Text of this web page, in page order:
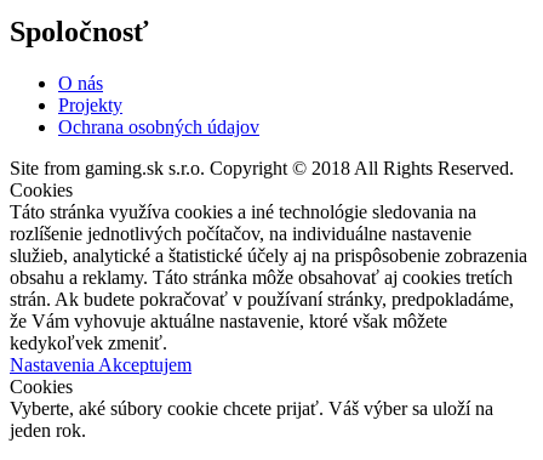
Spoločnosť
O nás
Projekty
Ochrana osobných údajov
Site from gaming.sk s.r.o. Copyright © 2018 All Rights Reserved.
Cookies
Táto stránka využíva cookies a iné technológie sledovania na
rozlíšenie jednotlivých počítačov, na individuálne nastavenie
služieb, analytické a štatistické účely aj na prispôsobenie zobrazenia
obsahu a reklamy. Táto stránka môže obsahovať aj cookies tretích
strán. Ak budete pokračovať v používaní stránky, predpokladáme,
že Vám vyhovuje aktuálne nastavenie, ktoré však môžete
kedykoľvek zmeniť.
Nastavenia Akceptujem
Cookies
Vyberte, aké súbory cookie chcete prijať. Váš výber sa uloží na
jeden rok.